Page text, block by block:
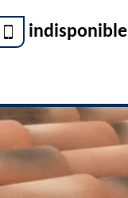
indisponible